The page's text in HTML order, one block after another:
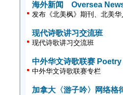
海外新闻 Oversea
发布《北美枫》期刊、北美华
现代诗歌讲习交流班
现代诗歌讲习交流班
中外华文诗歌联赛
中外华文诗歌联赛专栏
加拿大〈游子吟〉网络